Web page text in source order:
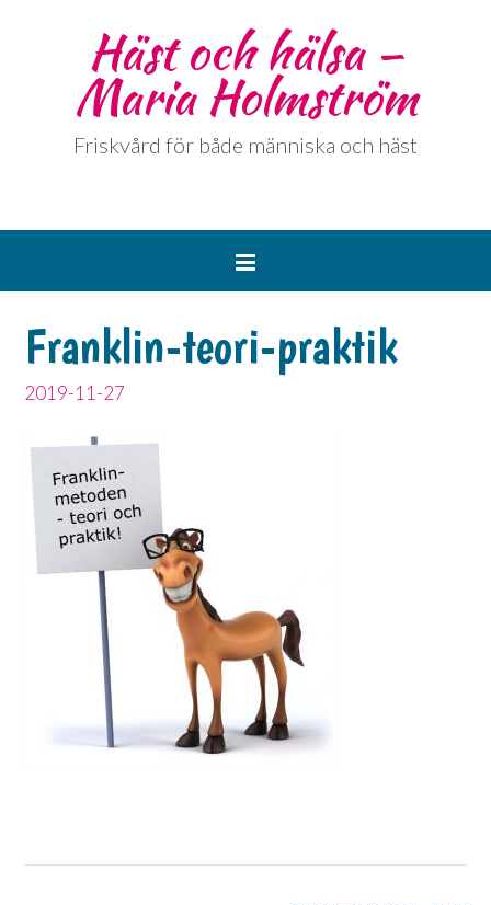
Häst och hälsa –
Maria Holmström
Friskvård för både människa och häst
Franklin-teori-praktik
2019-11-27